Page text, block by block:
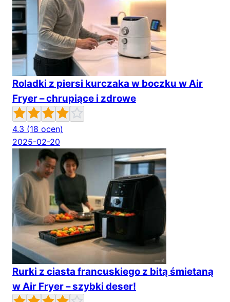
Roladki z piersi kurczaka w boczku w Air
Fryer – chrupiące i zdrowe
4.3 (18 ocen)
2025-02-20
Rurki z ciasta francuskiego z bitą śmietaną
w Air Fryer – szybki deser!